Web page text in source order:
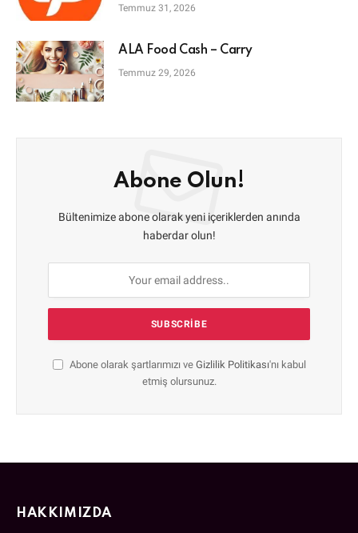
Temmuz 31, 2026
ALA Food Cash – Carry
Temmuz 29, 2026
Abone Olun!
Bültenimize abone olarak yeni içeriklerden anında
haberdar olun!
Abone olarak şartlarımızı ve Gizlilik Politikası'nı kabul
etmiş olursunuz.
HAKKIMIZDA